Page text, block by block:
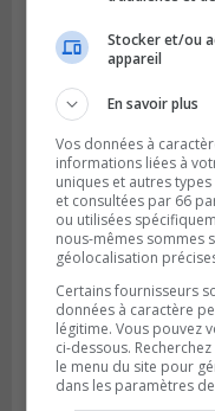
Des jeunes
le Défi écrou de
Publié le 6 août 2026 à
La grenade du
inoffensive
Stocker et/ou
appareil
En savoir plus
Vos données à
informations liées à
uniques et autres
et consultées par 66
ou utilisées
nous-mêmes sommes
géolocalisation
Certains fournisseurs
données à caractère
légitime. Vous pouvez
ci-dessous.
le menu du site pour
dans les paramètres